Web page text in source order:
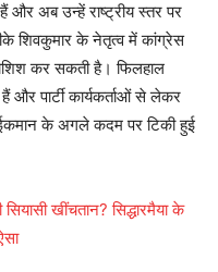
और अब उन्हें राष्ट्रीय स्तर पर
शिवकुमार के नेतृत्व में कांग्रेस
कर सकती है। फिलहाल
और पार्टी कार्यकर्ताओं से लेकर
के अगले कदम पर टिकी हुई
खींचतान? सिद्धारमैया के